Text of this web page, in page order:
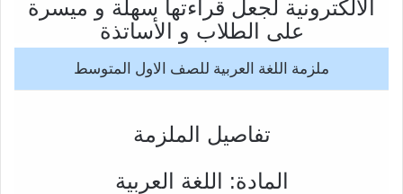
الالكترونية لجعل قراءتها سهلة و ميسرة
على الطلاب و الأساتذة
ملزمة اللغة العربية للصف الاول المتوسط
تفاصيل الملزمة
المادة: اللغة العربية